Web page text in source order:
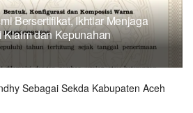
Bersertifikat, Ikhtiar Menjaga
Klaim dan Kepunahan
Sebagai Sekda Kabupaten Aceh